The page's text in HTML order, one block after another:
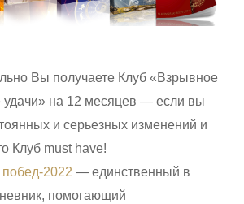
Вы получаете Клуб «Взрывное
удачи» на 12 месяцев — если вы
и серьезных изменений и
Клуб must have!
2022 — единственный в
помогающий